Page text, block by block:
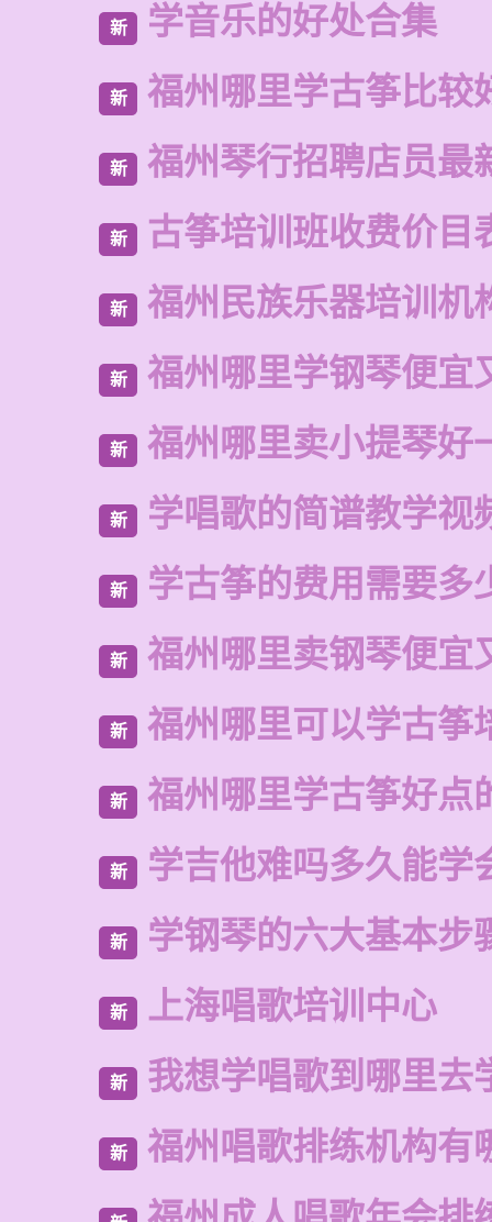
新 学音乐的好处合集
新 福州哪里学古筝比较
新 福州琴行招聘店员最
新 古筝培训班收费价目
新 福州民族乐器培训机
新 福州哪里学钢琴便宜
新 福州哪里卖小提琴好
新 学唱歌的简谱教学视
新 学古筝的费用需要多
新 福州哪里卖钢琴便宜
新 福州哪里可以学古筝
新 福州哪里学古筝好点
新 学吉他难吗多久能学
新 学钢琴的六大基本步
新 上海唱歌培训中心
新 我想学唱歌到哪里去
新 福州唱歌排练机构有